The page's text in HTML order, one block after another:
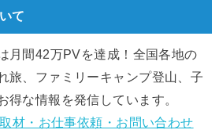
て
月間42万PVを達成！全国各地の
旅、ファミリーキャンプ登山、子
得な情報を発信しています。
材・お仕事依頼・お問い合わせ